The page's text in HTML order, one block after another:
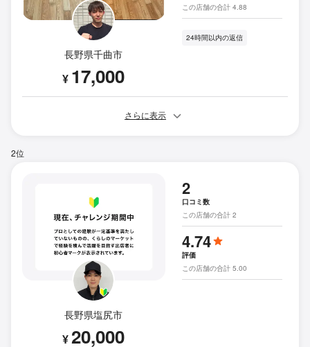
長野県千曲市
¥ 17,000
この店舗の合計 4.88
24時間以内の返信
さらに表示
2位
長野県塩尻市
¥20,000
2
口コミ数
この店舗の合計 2
4.74
評価
この店舗の合計 5.00